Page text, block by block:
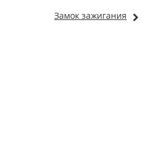
Замок зажигания